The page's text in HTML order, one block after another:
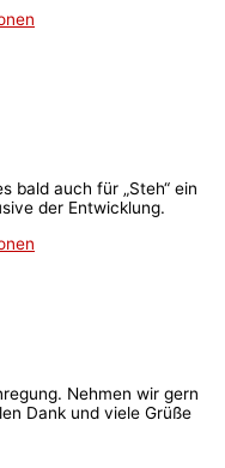
bald auch für „Steh“ ein
der Entwicklung.
Nehmen wir gern
Dank und viele Grüße